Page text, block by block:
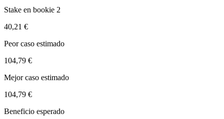
Stake en bookie 2
40,21 €
Peor caso estimado
104,79 €
Mejor caso estimado
104,79 €
Beneficio esperado